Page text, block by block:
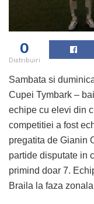
0
Distribuiri
Sambata si
Cupei Tymbark –
echipe cu elevi din
competitiei a fost
pregatita de Gianin
partide disputate in
primind doar 7.
Braila la faza